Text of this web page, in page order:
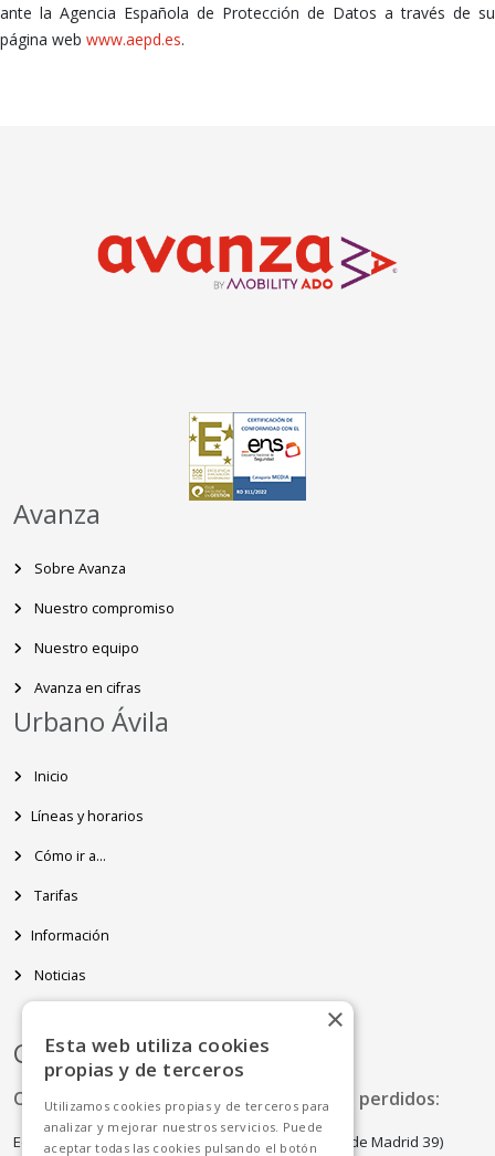
ante la Agencia Española de Protección de Datos a través de su
página web www.aepd.es.
Avanza
Sobre Avanza
Nuestro compromiso
Nuestro equipo
Avanza en cifras
Urbano Ávila
Inicio
Líneas y horarios
Cómo ir a...
Tarifas
Información
Noticias
Contacto
Oficina de Atención al cliente y Objetos perdidos:
Edificio del Centro de Recepción de Visitantes (Av. de Madrid 39)
Esta web utiliza cookies
propias y de terceros
Utilizamos cookies propias y de terceros para
analizar y mejorar nuestros servicios. Puede
aceptar todas las cookies pulsando el botón
×